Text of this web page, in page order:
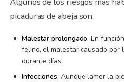
picaduras de abeja son:
Malestar prolongado. En
felino, el malestar causado por
durante días.
Infecciones. Aunque lamer la